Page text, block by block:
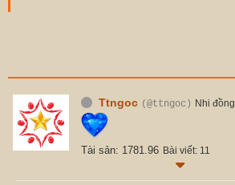
Ttngoc (@ttngoc) Nhi đồng
Tài sản: 1781.96 Bài viết: 11